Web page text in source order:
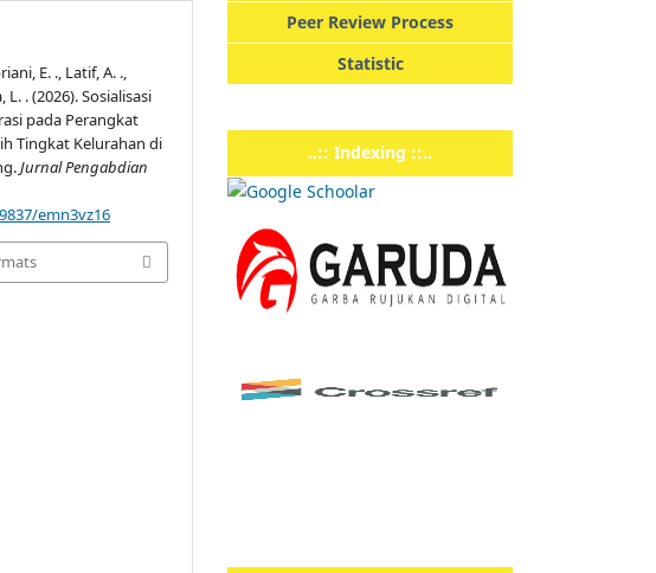
E. ., Latif, A. .,
L. . (2026). Sosialisasi
pada Perangkat
Tingkat Kelurahan di
Jurnal Pengabdian
emn3vz16
Peer Review Process
Statistic
..:: Indexing ::..